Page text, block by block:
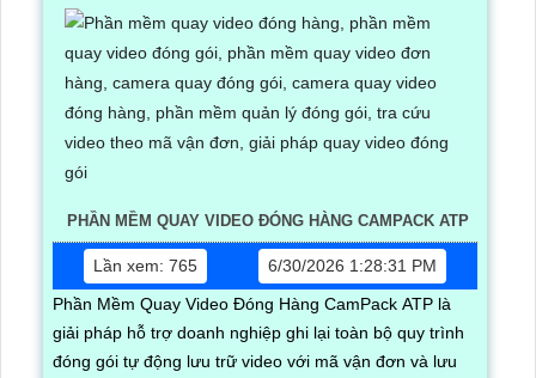
PHẦN MỀM QUAY VIDEO ĐÓNG HÀNG CAMPACK ATP
Lần xem: 765
6/30/2026 1:28:31 PM
Phần Mềm Quay Video Đóng Hàng CamPack ATP là
giải pháp hỗ trợ doanh nghiệp ghi lại toàn bộ quy trình
đóng gói tự động lưu trữ video với mã vận đơn và lưu